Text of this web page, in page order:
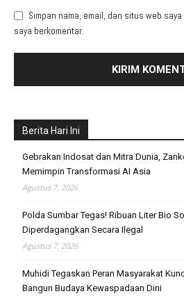
Simpan nama, email, dan situs web
saya berkomentar.
Berita Hari Ini
Gebrakan Indosat dan Mitra Dunia,
Memimpin Transformasi AI Asia
Agustus 7, 2026
Polda Sumbar Tegas! Ribuan Liter Bio
Diperdagangkan Secara Ilegal
Agustus 7, 2026
Muhidi Tegaskan Peran Masyarakat
Bangun Budaya Kewaspadaan Dini